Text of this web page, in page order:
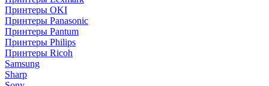
Принтеры OKI
Принтеры Panasonic
Принтеры Pantum
Принтеры Philips
Принтеры Ricoh
Samsung
Sharp